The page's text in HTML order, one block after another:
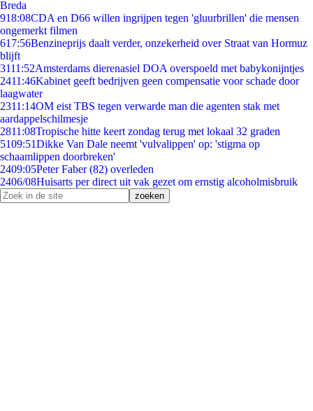
Breda
918:08CDA en D66 willen ingrijpen tegen 'gluurbrillen' die mensen
ongemerkt filmen
617:56Benzineprijs daalt verder, onzekerheid over Straat van Hormuz
blijft
3111:52Amsterdams dierenasiel DOA overspoeld met babykonijntjes
2411:46Kabinet geeft bedrijven geen compensatie voor schade door
laagwater
2311:14OM eist TBS tegen verwarde man die agenten stak met
aardappelschilmesje
2811:08Tropische hitte keert zondag terug met lokaal 32 graden
5109:51Dikke Van Dale neemt 'vulvalippen' op: 'stigma op
schaamlippen doorbreken'
2409:05Peter Faber (82) overleden
2406/08Huisarts per direct uit vak gezet om ernstig alcoholmisbruik